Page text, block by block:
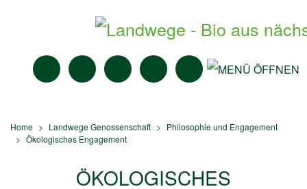
MITTAGSTISCH
ANGEBOTEBIO-MÄRKTE
NEWS SUCHE
Home LandwegeGenossenschaft
Philosophie und Engagement
Ökologisches Engagement
ÖKOLOGISCHES